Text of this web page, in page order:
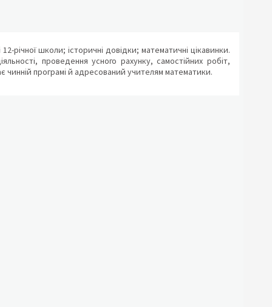
річної школи; історичні довідки; математичні цікавинки.
проведення усного рахунку, самостійних робіт,
чинній програмі й адресований учителям математики.